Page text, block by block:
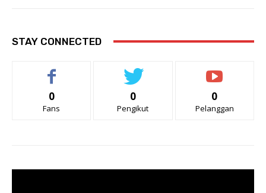
STAY CONNECTED
0
Fans
0
Pengikut
0
Pelanggan